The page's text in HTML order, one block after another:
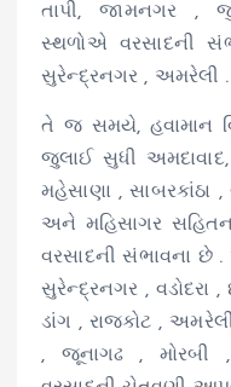
તાપી, જામનગર ,
સ્થળોએ વરસાદની
સુરેન્દ્રનગર , અમરેલી .
તે જ સમયે, હવામાન
જુલાઈ સુધી
મહેસાણા , સાબરકાંઠા
અને મહિસાગર
વરસાદની સંભાવના છે
સુરેન્દ્રનગર , વડોદરા
ડાંગ , રાજકોટ ,
, જૂનાગઢ , મોરબી